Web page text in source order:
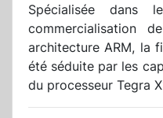
Spécialisée dans
commercialisation
architecture ARM, la
été séduite par les
du processeur Tegra